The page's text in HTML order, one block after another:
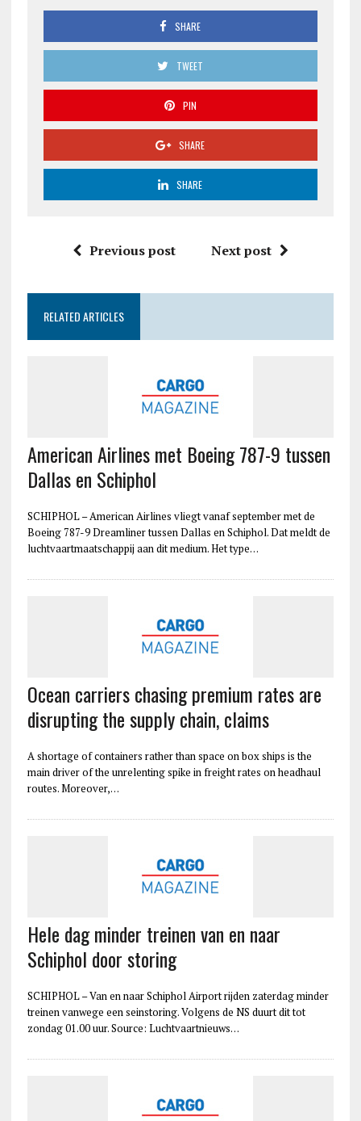
SHARE
TWEET
PIN
SHARE
SHARE
Previous post Next post
RELATED ARTICLES
American Airlines met Boeing 787-9 tussen
Dallas en Schiphol
SCHIPHOL – American Airlines vliegt vanaf september met de
Boeing 787-9 Dreamliner tussen Dallas en Schiphol. Dat meldt de
luchtvaartmaatschappij aan dit medium. Het type…
Ocean carriers chasing premium rates are
disrupting the supply chain, claims
A shortage of containers rather than space on box ships is the
main driver of the unrelenting spike in freight rates on headhaul
routes. Moreover,…
Hele dag minder treinen van en naar
Schiphol door storing
SCHIPHOL – Van en naar Schiphol Airport rijden zaterdag minder
treinen vanwege een seinstoring. Volgens de NS duurt dit tot
zondag 01.00 uur. Source: Luchtvaartnieuws…